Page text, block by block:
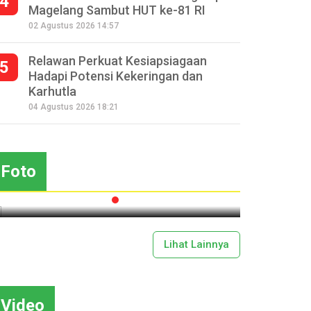
Magelang Sambut HUT ke-81 RI
02 Agustus 2026 14:57
5
Relawan Perkuat Kesiapsiagaan
Hadapi Potensi Kekeringan dan
Karhutla
04 Agustus 2026 18:21
Foto
Seperempat Abad Perhelatan
Festival Lima Gunung XXV
Lihat Lainnya
Video